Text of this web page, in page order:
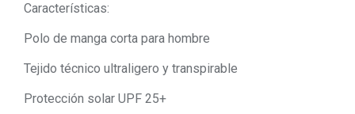
Características:
Polo de manga corta para hombre
Tejido técnico ultraligero y transpirable
Protección solar UPF 25+